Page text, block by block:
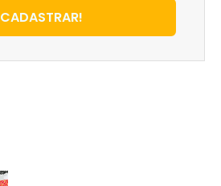
CADASTRAR!